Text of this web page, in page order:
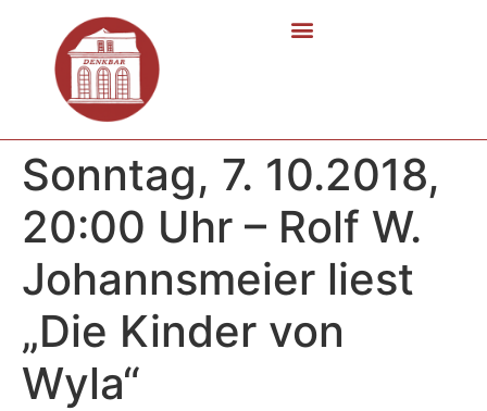
Sonntag, 7. 10.2018,
20:00 Uhr – Rolf W.
Johannsmeier liest
„Die Kinder von
Wyla“